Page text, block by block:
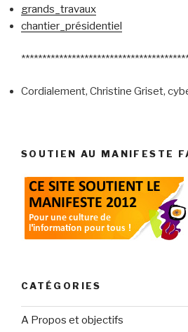
grands_travaux
chantier_présidentiel
Cordialement, Christine Griset,
SOUTIEN AU MANIFESTE
CATÉGORIES
A Propos et objectifs